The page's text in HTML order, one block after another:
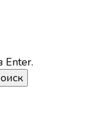
а также трендах,
стиле, отдыхе и
Enter.